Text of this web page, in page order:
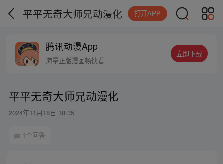
平平无奇大师兄动漫化 打开APP
腾讯动漫App
海量正版漫画畅快看
立即下载
平平无奇大师兄动漫化
2024年11月18日 18:35
1个回答